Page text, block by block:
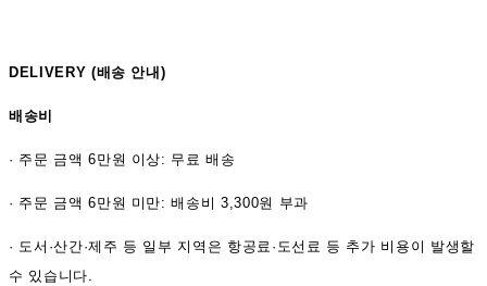
DELIVERY (배송 안내)
배송비
· 주문 금액 6만원 이상: 무료 배송
· 주문 금액 6만원 미만: 배송비 3,300원 부과
· 도서·산간·제주 등 일부 지역은 항공료·도선료 등 추가 비용이 발생할
수 있습니다.